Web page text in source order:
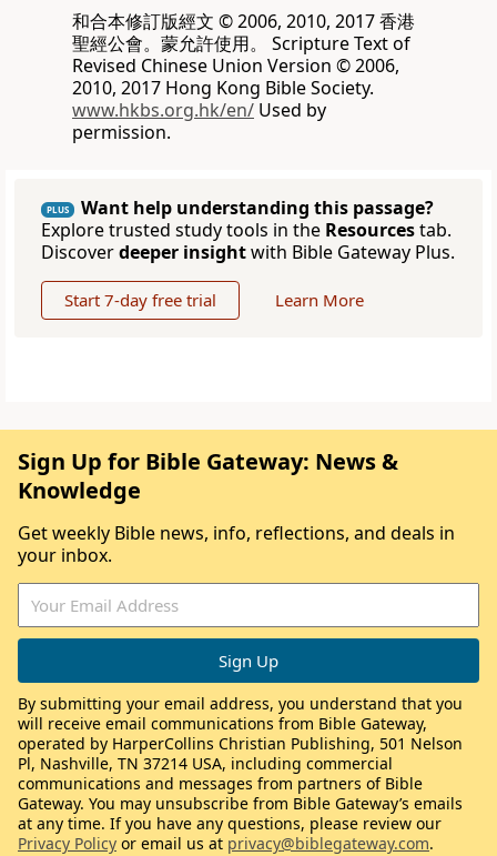
和合本修訂版經文 © 2006, 2010, 2017 香港
聖經公會。蒙允許使用。 Scripture Text of
Revised Chinese Union Version © 2006,
2010, 2017 Hong Kong Bible Society.
www.hkbs.org.hk/en/ Used by
permission.
PLUS
Want help understanding this passage?
Explore trusted study tools in the Resourcestab.
Discoverdeeper insightwith Bible Gateway Plus.
Start 7-day free trial Learn More
Sign Up for Bible Gateway: News &
Knowledge
Get weekly Bible news, info, reflections, and deals in
your inbox.
By submitting your email address, you understand that you
will receive email communications from Bible Gateway,
operated by HarperCollins Christian Publishing, 501 Nelson
Pl, Nashville, TN 37214 USA, including commercial
communications and messages from partners of Bible
Gateway. You may unsubscribe from Bible Gateway’s emails
at any time. If you have any questions, please review our
Privacy Policy or email us at privacy@biblegateway.com.